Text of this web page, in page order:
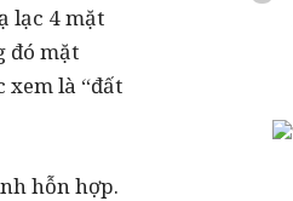
lạc 4 mặt
đó mặt
xem là “đất
hỗn hợp.